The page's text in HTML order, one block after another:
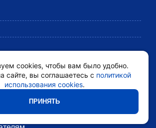
cookies, чтобы вам было удобно.
сайте, вы соглашаетесь с политикой
использования cookies.
ПРИНЯТЬ